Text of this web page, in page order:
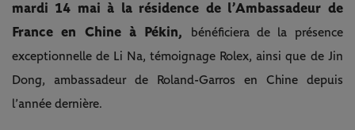
mardi 14 mai à la résidence de l’Ambassadeur de
France en Chine à Pékin,
bénéficiera de la présence
exceptionnelle de Li Na, témoignage Rolex, ainsi que de Jin
Dong, ambassadeur de Roland-Garros en Chine depuis
l’année dernière.